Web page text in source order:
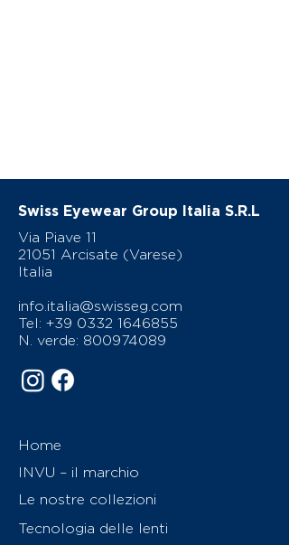
Swiss Eyewear Group Italia S.R.L
Via Piave 11
21051 Arcisate (Varese)
Italia
info.italia@swisseg.com
Tel: +39 0332 1646855
N. verde: 800974089
Home
INVU – il marchio
Le nostre collezioni
Tecnologia delle lenti